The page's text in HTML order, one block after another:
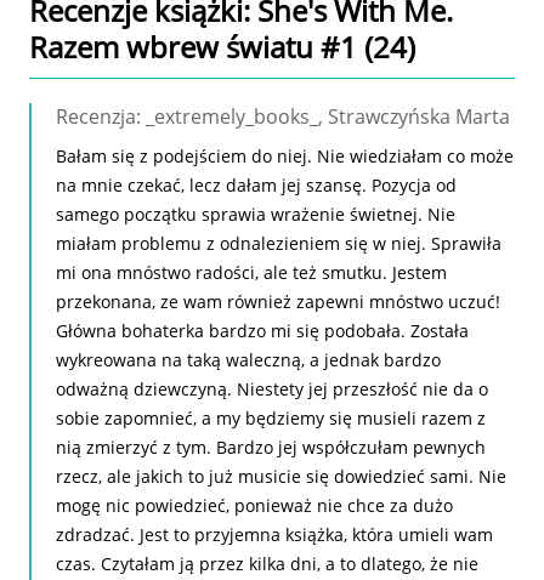
Recenzje książki: She's With Me.
Razem wbrew światu #1 (24)
Recenzja: _extremely_books_, Strawczyńska Marta
Bałam się z podejściem do niej. Nie wiedziałam co może
na mnie czekać, lecz dałam jej szansę. Pozycja od
samego początku sprawia wrażenie świetnej. Nie
miałam problemu z odnalezieniem się w niej. Sprawiła
mi ona mnóstwo radości, ale też smutku. Jestem
przekonana, ze wam również zapewni mnóstwo uczuć!
Główna bohaterka bardzo mi się podobała. Została
wykreowana na taką waleczną, a jednak bardzo
odważną dziewczyną. Niestety jej przeszłość nie da o
sobie zapomnieć, a my będziemy się musieli razem z
nią zmierzyć z tym. Bardzo jej współczułam pewnych
rzecz, ale jakich to już musicie się dowiedzieć sami. Nie
mogę nic powiedzieć, ponieważ nie chce za dużo
zdradzać. Jest to przyjemna książka, która umieli wam
czas. Czytałam ją przez kilka dni, a to dlatego, że nie